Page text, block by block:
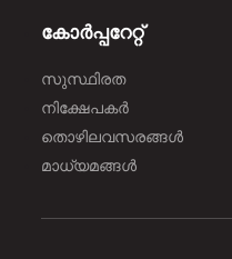
കോർപ്പറേറ്റ്
സുസ്ഥിരത
നിക്ഷേപകർ
തൊഴിലവസരങ്ങൾ
മാധ്യമങ്ങൾ